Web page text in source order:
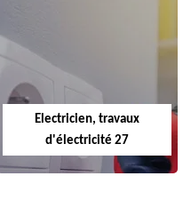
Electricien, travaux
d'électricité 27